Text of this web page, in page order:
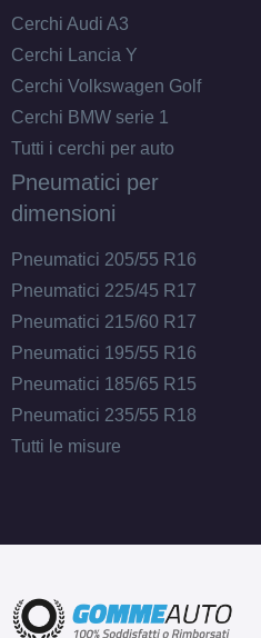
175/70 R14 84T M+S
Disponibile
Cerchi Audi A3
Cerchi Lancia Y
Cerchi Volkswagen Golf
Cerchi BMW serie 1
Tutti i cerchi per auto
Pneumatici per
dimensioni
Pneumatici 205/55 R16
Pneumatici 225/45 R17
Pneumatici 215/60 R17
Pneumatici 195/55 R16
Pneumatici 185/65 R15
Pneumatici 235/55 R18
Tutti le misure